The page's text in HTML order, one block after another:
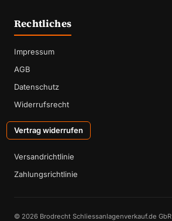
Rechtliches
Impressum
AGB
Datenschutz
Widerrufsrecht
Vertrag widerrufen
Versandrichtlinie
Zahlungsrichtlinie
© 2026 Brodrecht Schliessanlagenverkauf.de GbR